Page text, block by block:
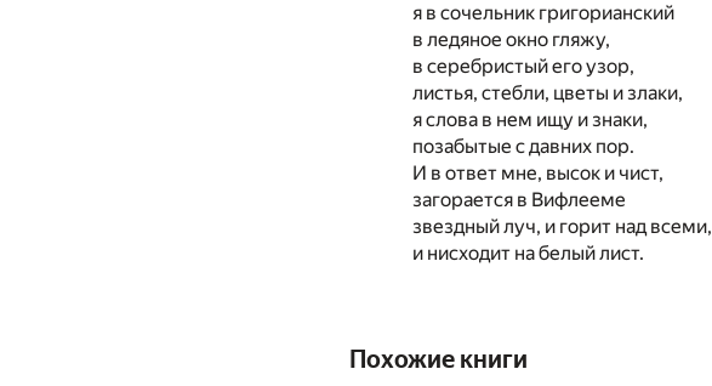
я в сочельник григорианский
в ледяное окно гляжу,
в серебристый его узор,
листья, стебли, цветы и злаки,
я слова в нем ищу и знаки,
позабытые с давних пор.
И в ответ мне, высок и чист,
загорается в Вифлееме
звездный луч, и горит над всеми,
и нисходит на белый лист.
Похожие книги